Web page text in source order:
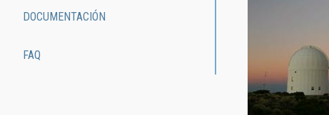
DOCUMENTACIÓN
FAQ